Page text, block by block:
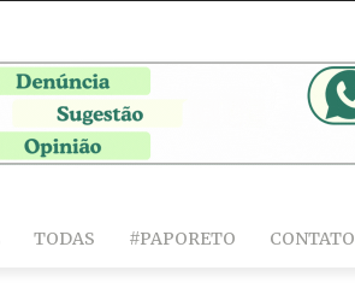
TODAS #PAPORETO CONTATO